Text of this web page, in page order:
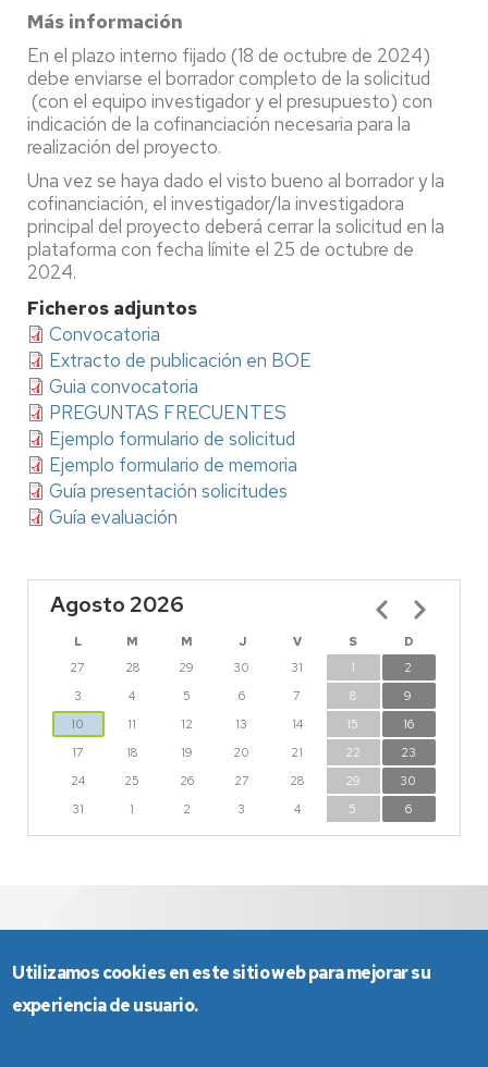
Más información
En el plazo interno fijado (18 de octubre de 2024)
debe enviarse el borrador completo de la solicitud
(con el equipo investigador y el presupuesto) con
indicación de la cofinanciación necesaria para la
realización del proyecto.
Una vez se haya dado el visto bueno al borrador y la
cofinanciación, el investigador/la investigadora
principal del proyecto deberá cerrar la solicitud en la
plataforma con fecha límite el 25 de octubre de
2024.
Ficheros adjuntos
Convocatoria
Extracto de publicación en BOE
Guia convocatoria
PREGUNTAS FRECUENTES
Ejemplo formulario de solicitud
Ejemplo formulario de memoria
Guía presentación solicitudes
Guía evaluación
Agosto 2026
L M M J V S
D
27
28 29 30 31 1
2
3
4 5 6 7 8
9
10
11 12 13 14 15
16
17
18 19 20 21 22
23
24
25 26 27 28 29
30
31
1 2 3 4 5 6
Paginación
gesinves@unizar.es 876 55 35 83
Utilizamos cookies en este sitio web para mejorar su
experiencia de usuario.